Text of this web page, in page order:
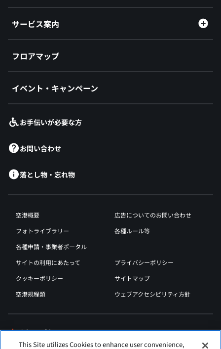
サービス案内
フロアマップ
イベント・キャンペーン
お手伝いが必要な方
お問い合わせ
落とし物・忘れ物
空港概要
広告についてのお問い合わせ
フォトライブラリー
各種ルール等
各種申請・事業者ポータル
サイトの利用にあたって
プライバシーポリシー
クッキーポリシー
サイトマップ
空港規程類
ウェブアクセシビリティ方針
This Site utilizes Cookies to enhance user convenience,